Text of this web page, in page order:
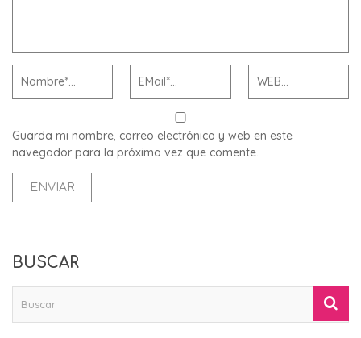
Guarda mi nombre, correo electrónico y web en este
navegador para la próxima vez que comente.
BUSCAR